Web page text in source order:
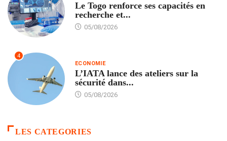
Le Togo renforce ses capacités en
recherche et...
05/08/2026
4
ECONOMIE
L’IATA lance des ateliers sur la
sécurité dans...
05/08/2026
LES CATEGORIES